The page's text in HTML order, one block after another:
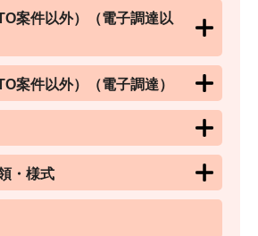
案件以外）（電子調達以
案件以外）（電子調達）
・様式